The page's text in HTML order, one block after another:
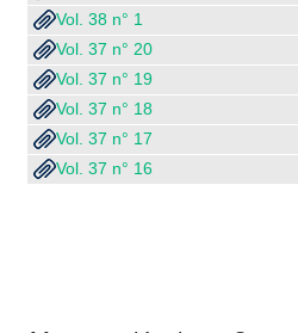
Vol. 38 n° 1
Vol. 37 n° 20
Vol. 37 n° 19
Vol. 37 n° 18
Vol. 37 n° 17
Vol. 37 n° 16